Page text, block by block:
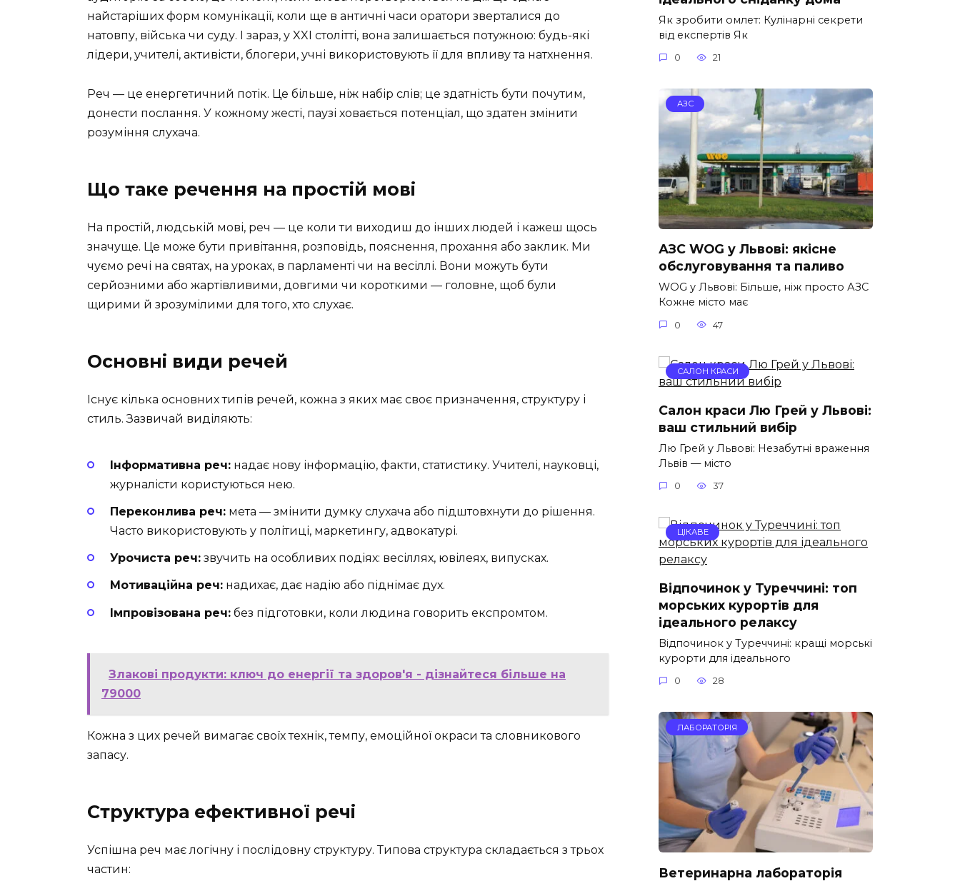
найстаріших форм комунікації, коли ще в античні часи оратори зверталися до
натовпу, війська чи суду. І зараз, у XXI столітті, вона залишається потужною: будь-які
лідери, учителі, активісти, блогери, учні використовують її для впливу та натхнення.
Реч — це енергетичний потік. Це більше, ніж набір слів; це здатність бути почутим,
донести послання. У кожному жесті, паузі ховається потенціал, що здатен змінити
розуміння слухача.
Що таке речення на простій мові
На простій, людській мові, реч — це коли ти виходиш до інших людей і кажеш щось
значуще. Це може бути привітання, розповідь, пояснення, прохання або заклик. Ми
чуємо речі на святах, на уроках, в парламенті чи на весіллі. Вони можуть бути
серйозними або жартівливими, довгими чи короткими — головне, щоб були
щирими й зрозумілими для того, хто слухає.
Основні види речей
Існує кілька основних типів речей, кожна з яких має своє призначення, структуру і
стиль. Зазвичай виділяють:
Інформативна реч: надає нову інформацію, факти, статистику. Учителі, науковці,
журналісти користуються нею.
Переконлива реч: мета — змінити думку слухача або підштовхнути до рішення.
Часто використовують у політиці, маркетингу, адвокатурі.
Урочиста реч: звучить на особливих подіях: весіллях, ювілеях, випусках.
Мотиваційна реч: надихає, дає надію або піднімає дух.
Імпровізована реч: без підготовки, коли людина говорить експромтом.
Злакові продукти: ключ до енергії та здоров'я - дізнайтеся більше на
79000
Кожна з цих речей вимагає своїх технік, темпу, емоційної окраси та словникового
запасу.
Структура ефективної речі
Успішна реч має логічну і послідовну структуру. Типова структура складається з трьох
частин:
Як зробити омлет: Кулінарні секрети
від експертів Як
0 21
АЗС
АЗС WOG у Львові: якісне
обслуговування та паливо
WOG у Львові: Більше, ніж просто АЗС
Кожне місто має
0 47
САЛОН КРАСИ
Салон краси Лю Грей у Львові:
ваш стильний вибір
Лю Грей у Львові: Незабутні враження
Львів — місто
0 37
ЦІКАВЕ
Відпочинок у Туреччині: топ
морських курортів для
ідеального релаксу
Відпочинок у Туреччині: кращі морські
курорти для ідеального
0 28
ЛАБОРАТОРІЯ
Ветеринарна лабораторія